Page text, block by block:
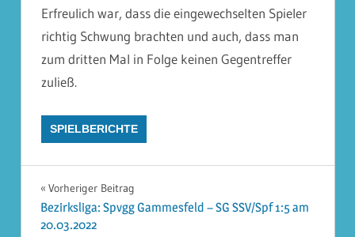
Erfreulich war, dass die eingewechselten Spieler
richtig Schwung brachten und auch, dass man
zum dritten Mal in Folge keinen Gegentreffer
zuließ.
SPIELBERICHTE
Beitragsnavigation
Vorheriger Beitrag
Bezirksliga: Spvgg Gammesfeld – SG SSV/Spf 1:5 am
20.03.2022